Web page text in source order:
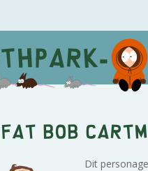
Fat Bob
Dit